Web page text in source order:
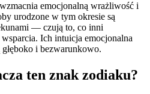
emocjonalną wrażliwość i
urodzone w tym okresie są
— czują to, co inni
Ich intuicja emocjonalna
i bezwarunkowo.
ten znak zodiaku?